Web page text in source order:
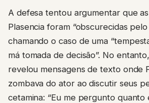
A defesa tentou argumentar que
Plasencia foram “obscurecidas pelo
chamando o caso de uma
má tomada de decisão”. No
revelou mensagens de texto onde
zombava do ator ao discutir seus
cetamina: “Eu me pergunto quanto